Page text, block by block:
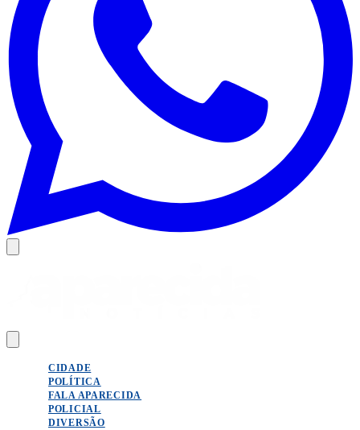
CIDADE
POLÍTICA
FALA APARECIDA
POLICIAL
DIVERSÃO